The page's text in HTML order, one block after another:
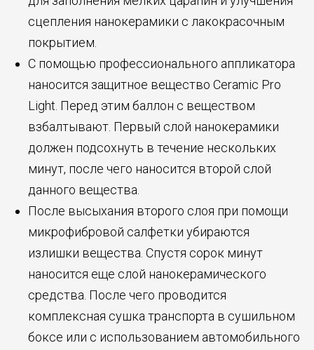
сцепления нанокерамики с лакокрасочным
покрытием.
С помощью профессионального аппликатора
наносится защитное вещество Ceramic Pro
Light. Перед этим баллон с веществом
взбалтывают. Первый слой нанокерамики
должен подсохнуть в течение нескольких
минут, после чего наносится второй слой
данного вещества.
После высыхания второго слоя при помощи
микрофибровой салфетки убираются
излишки вещества. Спустя сорок минут
наносится еще слой нанокерамического
средства. После чего проводится
комплексная сушка транспорта в сушильном
боксе или с использованием автомобильного